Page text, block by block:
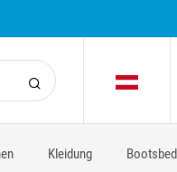
Kleidung